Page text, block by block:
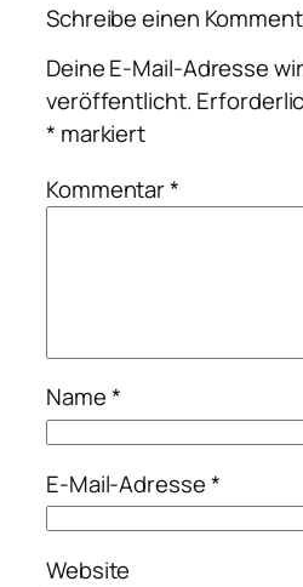
Schreibe einen
Deine E-Mail-Adresse
veröffentlicht.
* markiert
Kommentar*
Name*
E-Mail-Adresse*
Website